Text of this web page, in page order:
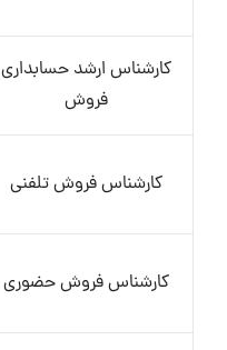
کارشناس ارشد حسابداری
فروش
کارشناس فروش تلفنی
کارشناس فروش حضوری